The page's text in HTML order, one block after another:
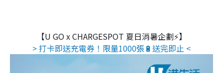
【U GO x CHARGESPOT 夏日消暑企劃⚡】
> 打卡即送充電券！限量1000張🔋送完即止 <